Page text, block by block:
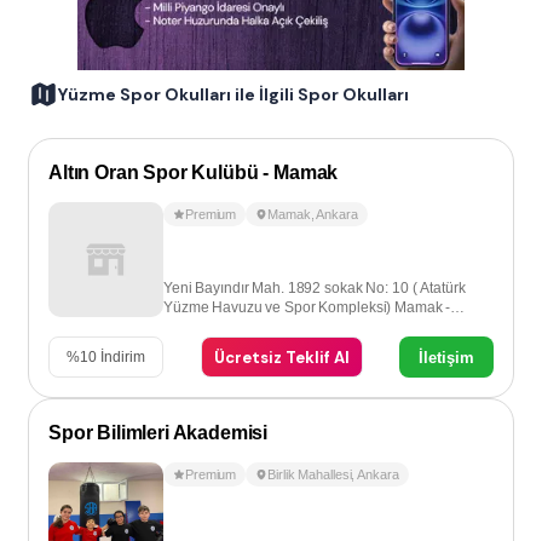
Yüzme Spor Okulları ile İlgili Spor Okulları
Altın Oran Spor Kulübü - Mamak
Premium Mamak ,Ankara
Yeni Bayındır Mah. 1892 sokak No: 10 ( Atatürk
Yüzme Havuzu ve Spor Kompleksi) Mamak -
%10 İndirim Ücretsiz Teklif Al İletişim
Spor Bilimleri Akademisi
Premium Birlik Mahallesi,Ankara